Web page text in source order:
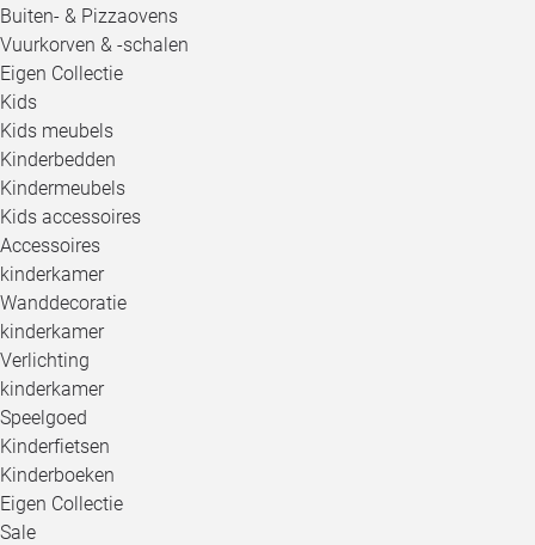
Buiten- & Pizzaovens
Vuurkorven & -schalen
Eigen Collectie
Kids
Kids meubels
Kinderbedden
Kindermeubels
Kids accessoires
Accessoires
kinderkamer
Wanddecoratie
kinderkamer
Verlichting
kinderkamer
Speelgoed
Kinderfietsen
Kinderboeken
Eigen Collectie
Sale